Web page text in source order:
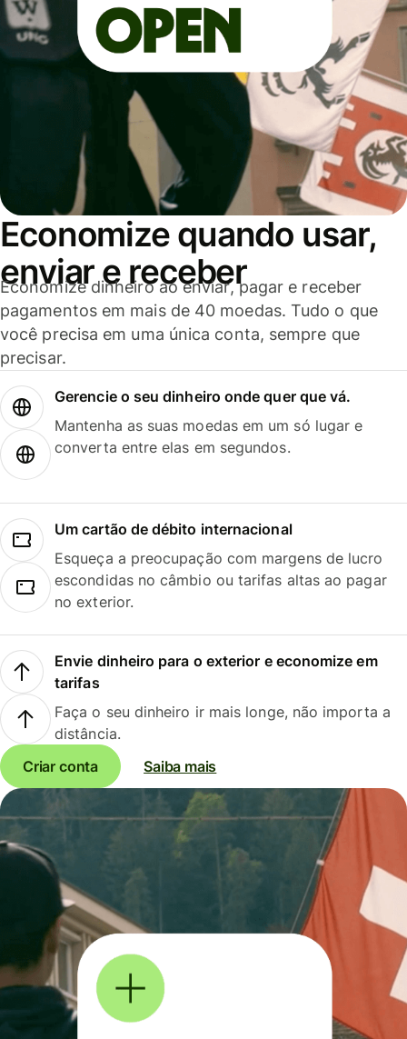
Economize quando usar,
enviar e receber
Economize dinheiro ao enviar, pagar e receber
pagamentos em mais de 40 moedas. Tudo o que
você precisa em uma única conta, sempre que
precisar.
Gerencie o seu dinheiro onde quer que vá.
Mantenha as suas moedas em um só lugar e
converta entre elas em segundos.
Um cartão de débito internacional
Esqueça a preocupação com margens de lucro
escondidas no câmbio ou tarifas altas ao pagar
no exterior.
Envie dinheiro para o exterior e economize em
tarifas
Faça o seu dinheiro ir mais longe, não importa a
distância.
Criar conta
Saiba mais